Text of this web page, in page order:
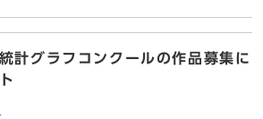
計グラフコンクールの作品募集に